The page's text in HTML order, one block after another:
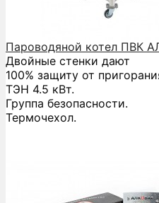
Пароводяной котел ПВК
Двойные стенки дают
100% защиту от
ТЭН 4.5 кВт.
Группа безопасности.
Термочехол.